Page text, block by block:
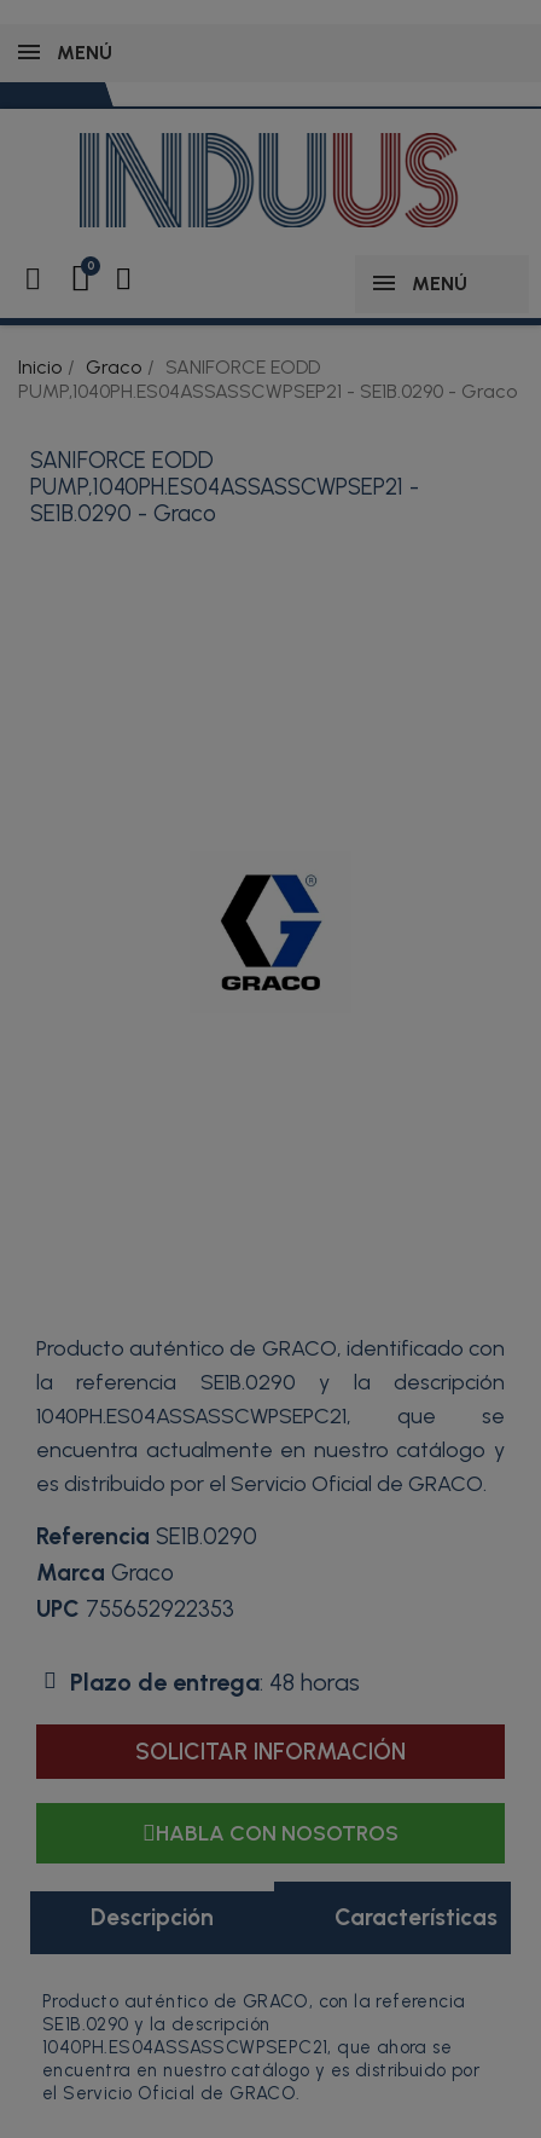
MENÚ
MENÚ
Inicio Graco
SANIFORCE EODD
PUMP,1040PH.ES04ASSASSCWPSEP21 - SE1B.0290 - Graco
SANIFORCE EODD
PUMP,1040PH.ES04ASSASSCWPSEP21 -
SE1B.0290 - Graco
Producto auténtico de GRACO, identificado con
la referencia SE1B.0290 y la descripción
1040PH.ES04ASSASSCWPSEPC21, que se
encuentra actualmente en nuestro catálogo y
es distribuido por el Servicio Oficial de GRACO.
Referencia SE1B.0290
Marca Graco
UPC 755652922353
Plazo de entrega: 48 horas
SOLICITAR INFORMACIÓN
HABLA CON NOSOTROS
Descripción Características
Producto auténtico de GRACO, con la referencia
SE1B.0290 y la descripción
1040PH.ES04ASSASSCWPSEPC21, que ahora se
encuentra en nuestro catálogo y es distribuido por
el Servicio Oficial de GRACO.